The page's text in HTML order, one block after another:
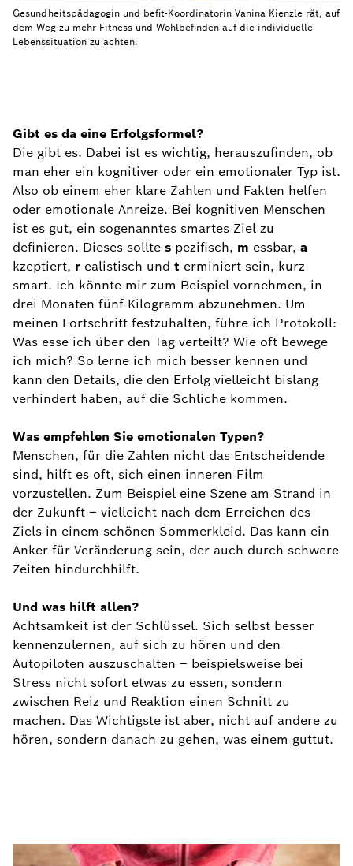
Gesundheitspädagogin und befit-Koordinatorin Vanina Kienzle rät, auf
dem Weg zu mehr Fitness und Wohlbefinden auf die individuelle
Lebenssituation zu achten.
Gibt es da eine Erfolgsformel?
Die gibt es. Dabei ist es wichtig, herauszufinden, ob
man eher ein kognitiver oder ein emotionaler Typ ist.
Also ob einem eher klare Zahlen und Fakten helfen
oder emotionale Anreize. Bei kognitiven Menschen
ist es gut, ein sogenanntes smartes Ziel zu
definieren. Dieses sollte s pezifisch, m essbar, a
kzeptiert, r ealistisch und t erminiert sein, kurz
smart. Ich könnte mir zum Beispiel vornehmen, in
drei Monaten fünf Kilogramm abzunehmen. Um
meinen Fortschritt festzuhalten, führe ich Protokoll:
Was esse ich über den Tag verteilt? Wie oft bewege
ich mich? So lerne ich mich besser kennen und
kann den Details, die den Erfolg vielleicht bislang
verhindert haben, auf die Schliche kommen.
Was empfehlen Sie emotionalen Typen?
Menschen, für die Zahlen nicht das Entscheidende
sind, hilft es oft, sich einen inneren Film
vorzustellen. Zum Beispiel eine Szene am Strand in
der Zukunft – vielleicht nach dem Erreichen des
Ziels in einem schönen Sommerkleid. Das kann ein
Anker für Veränderung sein, der auch durch schwere
Zeiten hindurchhilft.
Und was hilft allen?
Achtsamkeit ist der Schlüssel. Sich selbst besser
kennenzulernen, auf sich zu hören und den
Autopiloten auszuschalten – beispielsweise bei
Stress nicht sofort etwas zu essen, sondern
zwischen Reiz und Reaktion einen Schnitt zu
machen. Das Wichtigste ist aber, nicht auf andere zu
hören, sondern danach zu gehen, was einem guttut.